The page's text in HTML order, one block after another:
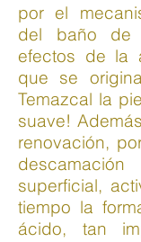
por el
del baño de
efectos de la
que se
Temazcal la
suave!
renovación,
superficial,
tiempo la
ácido, tan